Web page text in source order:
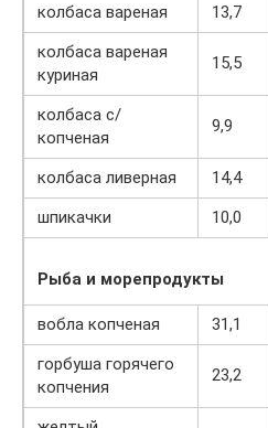
колбаса вареная 13,7
колбаса вареная
куриная
15,5
колбаса с/
копченая
9,9
колбаса ливерная 14,4
шпикачки
10,0
Рыба и морепродукты
вобла копченая 31,1
горбуша горячего
копчения
23,2